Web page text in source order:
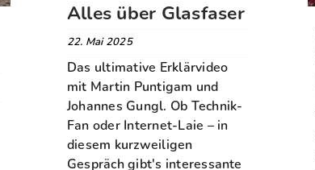
Alles über Glasfaser
22. Mai 2025
Das ultimative Erklärvideo
mit Martin Puntigam und
Johannes Gungl. Ob Technik-
Fan oder Internet-Laie – in
diesem kurzweiligen
Gespräch gibt's interessante